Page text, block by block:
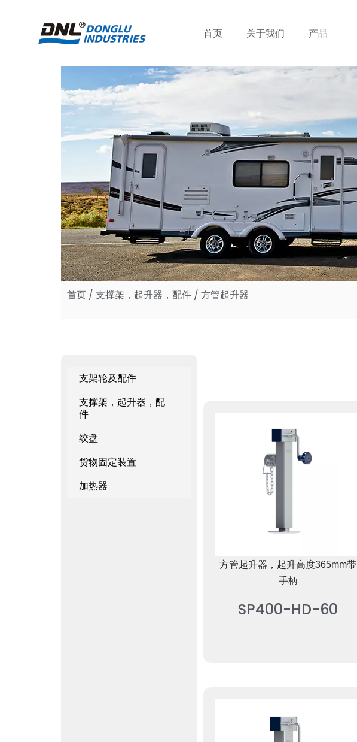
首页 关于我们 产品
首页 / 支撑架，起升器，配件 / 方管起升器
支架轮及配件
支撑架，起升器，配
件
绞盘
货物固定装置
加热器
方管起升器，起升高度365mm带
手柄
SP400-HD-60